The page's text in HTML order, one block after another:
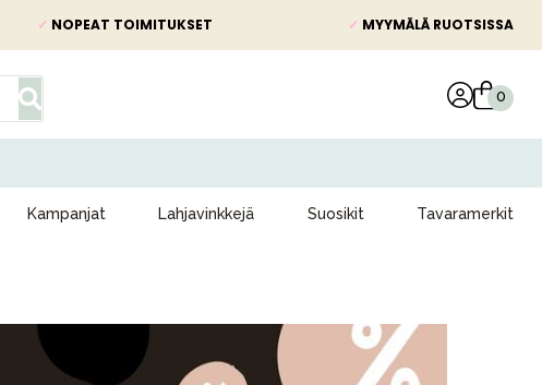
✓ NOPEAT TOIMITUKSET ✓ MYYMÄLÄ RUOTSISSA
Kampanjat Lahjavinkkejä Suosikit Tavaramerkit